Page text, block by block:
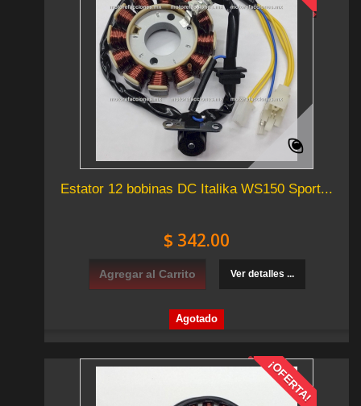
Estator 12 bobinas DC Italika WS150 Sport...
$ 342.00
Agregar al Carrito Ver detalles ...
Agotado
¡OFERTA!